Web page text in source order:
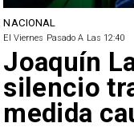
NACIONAL
El Viernes Pasado A Las 12:40
Joaquín
silencio
medida